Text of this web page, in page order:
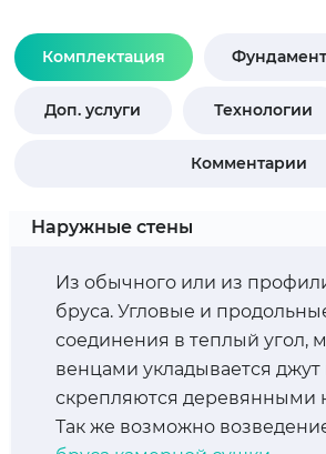
Комплектация Фундамент
Доп. услуги Технологии
Комментарии
Наружные стены
Из обычного или из
бруса. Угловые и
соединения в теплый угол,
венцами укладывается джут
скрепляются деревянными
Так же возможно